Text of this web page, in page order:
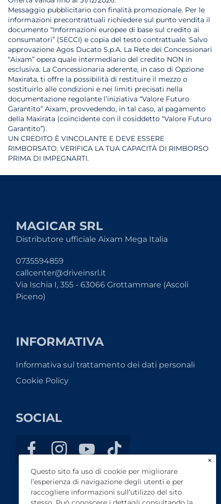
Messaggio pubblicitario con finalità promozionale. Per le
informazioni precontrattuali richiedere sul punto vendita il
documento “Informazioni europee di base sul credito ai
consumatori” (SECCI) e copia del testo contrattuale. Salvo
approvazione Agos Ducato S.p.A. La Rete dei Concessionari
“Aixam” opera quale intermediario del credito NON in
esclusiva. La Concessionaria aderente, in caso di Opzione
Maxirata, ti offre la possibilità di restituire il mezzo o
sostituirlo alle condizioni e nei limiti precisati nella
documentazione regolante l’iniziativa “Valore Futuro
Garantito” Aixam, provvedendo, in tal caso, al pagamento
della Maxirata (coincidente con il cosiddetto “Valore Futuro
Garantito”).
UN CREDITO È VINCOLANTE E DEVE ESSERE
RIMBORSATO. VERIFICA LA TUA CAPACITÀ DI RIMBORSO
PRIMA DI IMPEGNARTI.
MAGICAR SRL
Distributore ufficiale Aixam Mega Italia
0735594859
callcenter@driveinsrl.it
Via Ischia I, 355 - 63066 Grottammare (Ascoli
Piceno)
INFORMATIVA
Informativa sul trattamento dei dati personali
Cookie Policy
SOCIAL
×
Questo sito fa uso di cookie per migliorare
l’esperienza di navigazione degli utenti e per
raccogliere informazioni sull’utilizzo del sito